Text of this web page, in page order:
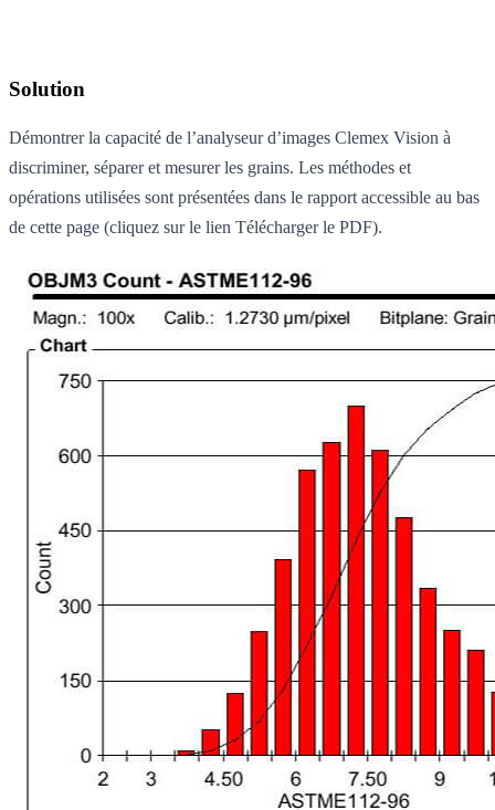
Solution
Démontrer la capacité de l’analyseur d’images Clemex Vision à
discriminer, séparer et mesurer les grains. Les méthodes et
opérations utilisées sont présentées dans le rapport accessible au bas
de cette page (cliquez sur le lien Télécharger le PDF).